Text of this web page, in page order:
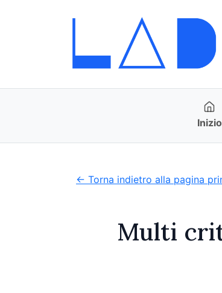
Inizio
← Torna indietro alla pagina
Multi